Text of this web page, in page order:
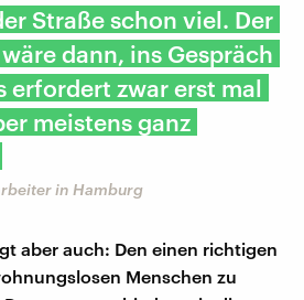
Straße schon viel. Der
dann, ins Gespräch
erfordert zwar erst mal
meistens ganz
in Hamburg
aber auch: Den einen richtigen
Menschen zu